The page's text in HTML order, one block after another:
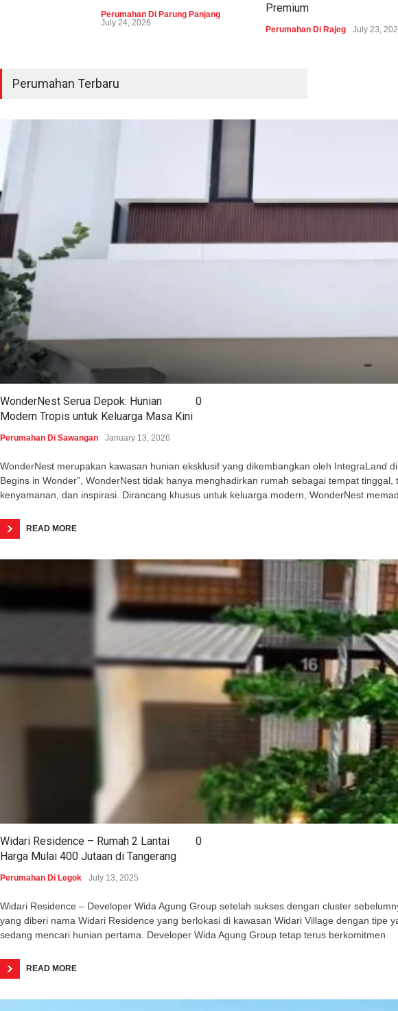
Perumahan Di Parung Panjang
July 24, 2026
Premium
Perumahan Di Rajeg July 23,
Perumahan Terbaru
WonderNest Serua Depok: Hunian
Modern Tropis untuk Keluarga Masa Kini
0
Perumahan Di Sawangan January 13, 2026
WonderNest merupakan kawasan hunian eksklusif yang dikembangkan oleh IntegraLand
Begins in Wonder”, WonderNest tidak hanya menghadirkan rumah sebagai tempat
kenyamanan, dan inspirasi. Dirancang khusus untuk keluarga modern, WonderNest
READ MORE
Widari Residence – Rumah 2 Lantai
Harga Mulai 400 Jutaan di Tangerang
0
Perumahan Di Legok July 13, 2025
Widari Residence – Developer Wida Agung Group setelah sukses dengan cluster
yang diberi nama Widari Residence yang berlokasi di kawasan Widari Village dengan tipe
sedang mencari hunian pertama. Developer Wida Agung Group tetap terus berkomitmen
READ MORE